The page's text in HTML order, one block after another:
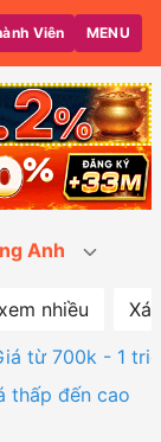
Viên MENU
Anh
nhiều
từ 700k - 1
thấp đến cao